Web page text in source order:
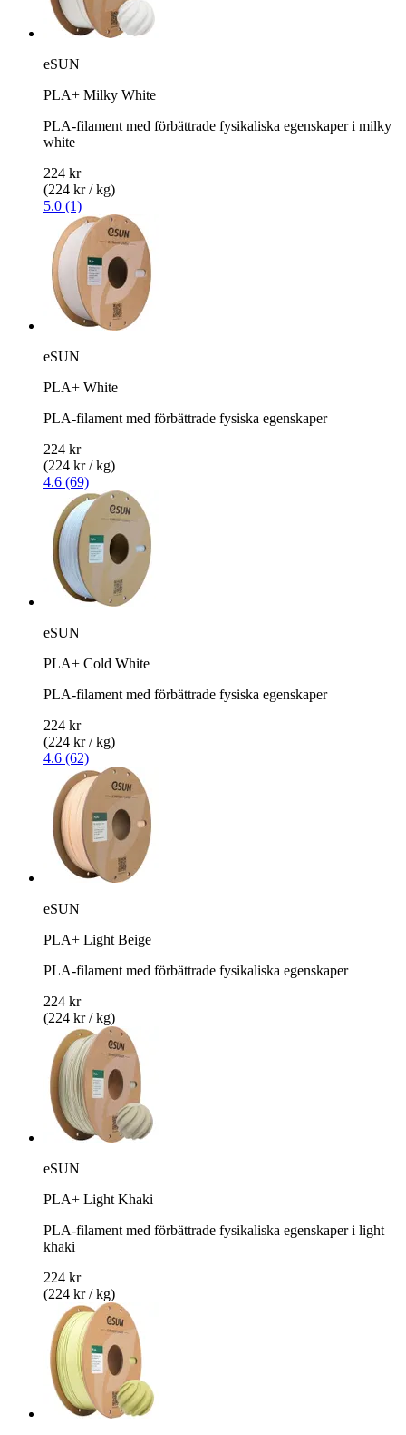
eSUN
PLA+ Milky White
PLA-filament med förbättrade fysikaliska egenskaper i milky
white
224 kr
(224 kr / kg)
5.0 (1)
eSUN
PLA+ White
PLA-filament med förbättrade fysiska egenskaper
224 kr
(224 kr / kg)
4.6 (69)
eSUN
PLA+ Cold White
PLA-filament med förbättrade fysiska egenskaper
224 kr
(224 kr / kg)
4.6 (62)
eSUN
PLA+ Light Beige
PLA-filament med förbättrade fysikaliska egenskaper
224 kr
(224 kr / kg)
eSUN
PLA+ Light Khaki
PLA-filament med förbättrade fysikaliska egenskaper i light
khaki
224 kr
(224 kr / kg)